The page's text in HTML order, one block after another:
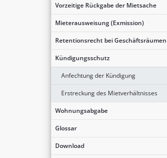
Vorzeitige Rückgabe der Mietsache
Mieterausweisung (Exmission)
Retentionsrecht bei Geschäftsräumen
Kündigungsschutz
Anfechtung der Kündigung
Erstreckung des Mietverhältnisses
Wohnungsabgabe
Glossar
Download